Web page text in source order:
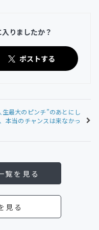
りましたか？
ポストする
生最大のピンチ”のあとにし
本当のチャンスは来なかっ
覧を見る
見る